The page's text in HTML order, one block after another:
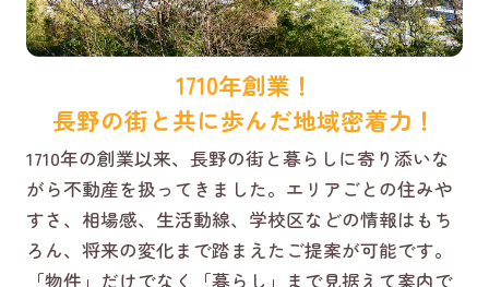
1710年創業！
長野の街と共に歩んだ地域密着力！
1710年の創業以来、長野の街と暮らしに寄り添いな
がら不動産を扱ってきました。エリアごとの住みや
すさ、相場感、生活動線、学校区などの情報はもち
ろん、将来の変化まで踏まえたご提案が可能です。
「物件」だけでなく「暮らし」まで見据えて案内で